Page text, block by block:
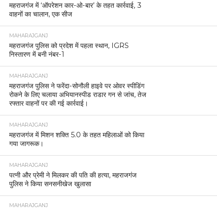
महराजगंज में ‘ऑपरेशन कार-ओ-बार’ के तहत कार्रवाई, 3
वाहनों का चालान, एक सीज
MAHARAJGANJ
महराजगंज पुलिस को प्रदेश में पहला स्थान, IGRS
निस्तारण में बनी नंबर-1
MAHARAJGANJ
महराजगंज पुलिस ने फरेंदा-सोनौली हाइवे पर ओवर स्पीडिंग
रोकने के लिए चलाया अभियानस्पीड राडार गन से जांच, तेज
रफ्तार वाहनों पर की गई कार्रवाई।
MAHARAJGANJ
महराजगंज में मिशन शक्ति 5.0 के तहत महिलाओं को किया
गया जागरूक।
MAHARAJGANJ
पत्नी और प्रेमी ने मिलकर की पति की हत्या, महराजगंज
पुलिस ने किया सनसनीखेज खुलासा
MAHARAJGANJ